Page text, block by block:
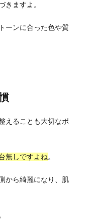
きますよ。
ーンに合った色や質
えることも大切なポ
無しですよね。
から綺麗になり、肌